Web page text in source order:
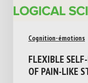
Cognition-émotions
FLEXIBLE
OF PAIN-LIKE